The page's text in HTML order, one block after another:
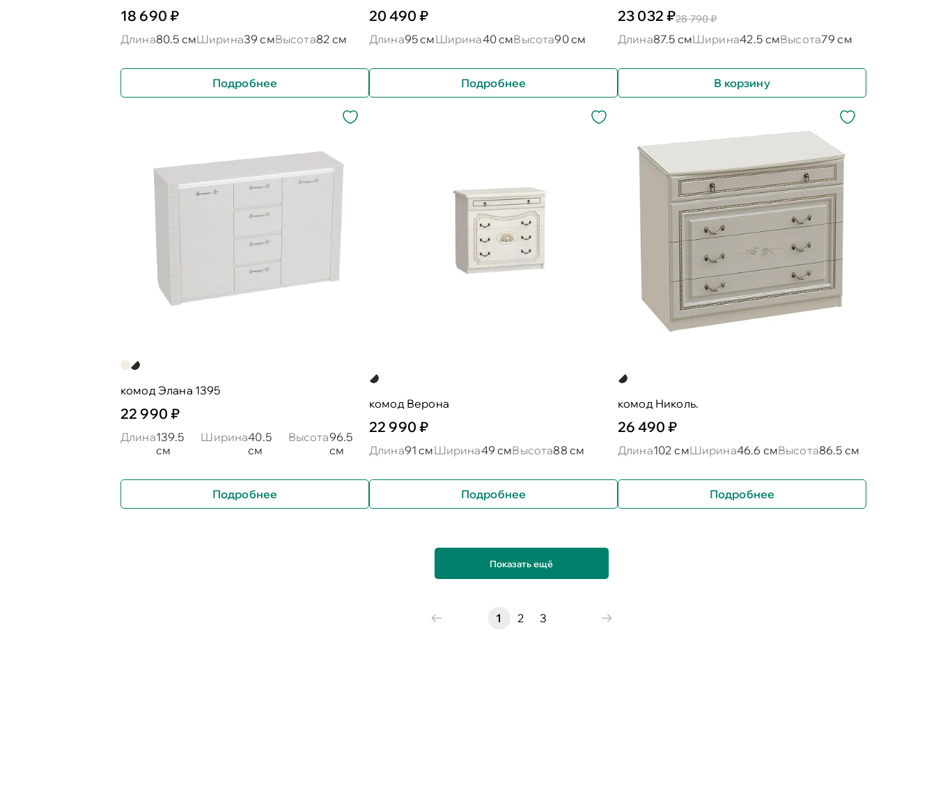
18 690 ₽
Длина80.5 смШирина39 смВысота82 см
Подробнее
20 490 ₽
Длина95 смШирина40 смВысота90 см
Подробнее
23 032 ₽28 790 ₽
Длина87.5 смШирина42.5 смВысота79 см
В корзину
комод Элана 1395
22 990 ₽
Длина139.5
см
Ширина40.5
см
Высота96.5
см
Подробнее
комод Верона
22 990 ₽
Длина91 смШирина49 смВысота88 см
Подробнее
комод Николь.
26 490 ₽
Длина102 смШирина46.6 смВысота86.5 см
Подробнее
Показать ещё
1 2 3